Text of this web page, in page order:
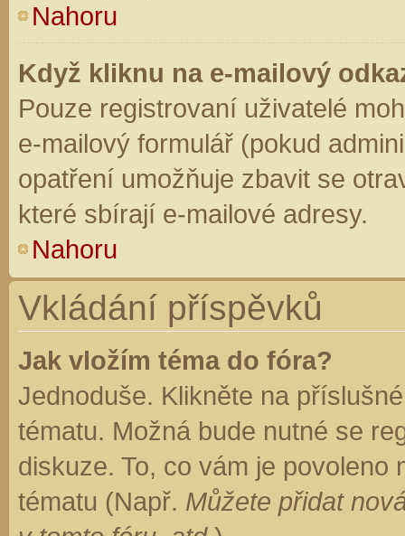
Nahoru
Když kliknu na e-mailový
Pouze registrovaní uživatelé
e-mailový formulář (pokud
opatření umožňuje zbavit se
které sbírají e-mailové adresy.
Nahoru
Vkládání příspěvků
Jak vložím téma do fóra?
Jednoduše. Klikněte na
tématu. Možná bude nutné se
diskuze. To, co vám je
tématu (Např. Můžete přidat